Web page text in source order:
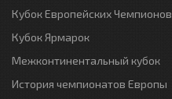
Кубок Европейских Чемпионов
Кубок Ярмарок
Межконтинентальный кубок
История чемпионатов Европы